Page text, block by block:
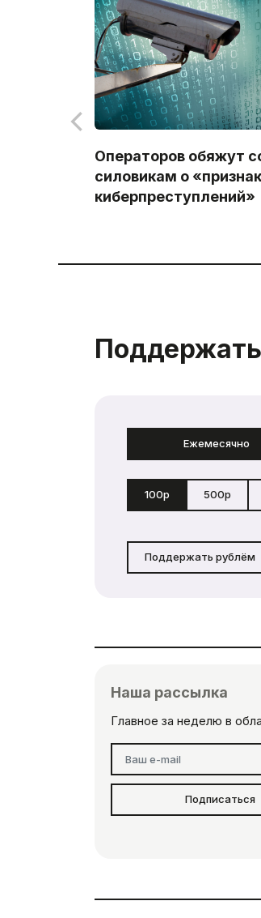
Операторов обяжут
силовикам о
киберпреступлений»
Ежемесячно
100р 500р
Поддержать рублём
Наша рассылка
Главное за неделю в
Подписаться